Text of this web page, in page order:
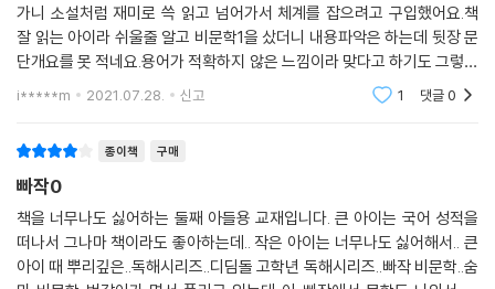
가니 소설처럼 재미로 쓱 읽고 넘어가서 체계를 잡으려고 구입했어요.책
잘 읽는 아이라 쉬울줄 알고 비문학1을 샀더니 내용파악은 하는데 뒷장 문
단개요를 못 적네요.용어가 적확하지 않은 느낌이라 맞다고 하기도 그렇고
아니다 하기도 그렇고.알아보니 비문학0단계도 있다기에 구입했어요.확
i*****m 2021.07.28. 신고 1 댓글0
종이책 구매
빠작0
책을 너무나도 싫어하는 둘째 아들용 교재입니다. 큰 아이는 국어 성적을
떠나서 그나마 책이라도 좋아하는데.. 작은 아이는 너무나도 싫어해서.. 큰
아이 때 뿌리깊은..독해시리즈..디딤돌 고학년 독해시리즈..빠작 비문학..숨